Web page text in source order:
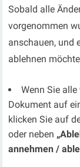
Sobald alle
vorgenommen
anschauen, und
ablehnen
Wenn Sie
Dokument auf
klicken Sie auf
oder neben
annehmen /